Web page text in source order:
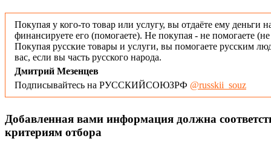
Покупая у кого-то товар или услугу, вы отдаёте ему деньги
финансируете его (помогаете). Не покупая - не помогаете
Покупая русские товары и услуги, вы помогаете русским
вас, если вы часть русского народа.
Дмитрий Мезенцев
Подписывайтесь на РУССКИЙСОЮЗРФ @russkii_souz
Добавленная вами информация должна
критериям отбора